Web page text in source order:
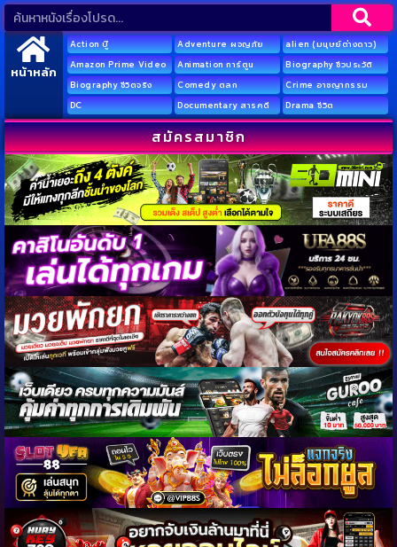
หน้าหลัก
Action บู๊ Adventure ผจญภัย
alien (มนุษย์ต่างดาว)
Amazon Prime Video
Animation การ์ตูน
Biography ชีวประวัติ
Biography ชีวิตจริง
Comedy ตลก
Crime อาชญากรรม
DC
Documentary สารคดี Drama ชีวิต
สมัครสมาชิก